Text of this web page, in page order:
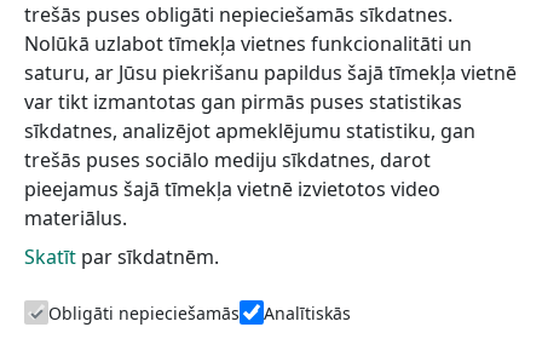
Pieraksties jaunumiem e-pastā un nepalaid garām
jaunākās aktualitātes.
Vēlos saņemt jaunumus uz norādīto e-pasta adresi.
Informācijai
trešās puses obligāti nepieciešamās sīkdatnes.
Nolūkā uzlabot tīmekļa vietnes funkcionalitāti un
saturu, ar Jūsu piekrišanu papildus šajā tīmekļa vietnē
var tikt izmantotas gan pirmās puses statistikas
sīkdatnes, analizējot apmeklējumu statistiku, gan
trešās puses sociālo mediju sīkdatnes, darot
pieejamus šajā tīmekļa vietnē izvietotos video
materiālus.
Skatīt par sīkdatnēm.
Obligāti nepieciešamās Analītiskās